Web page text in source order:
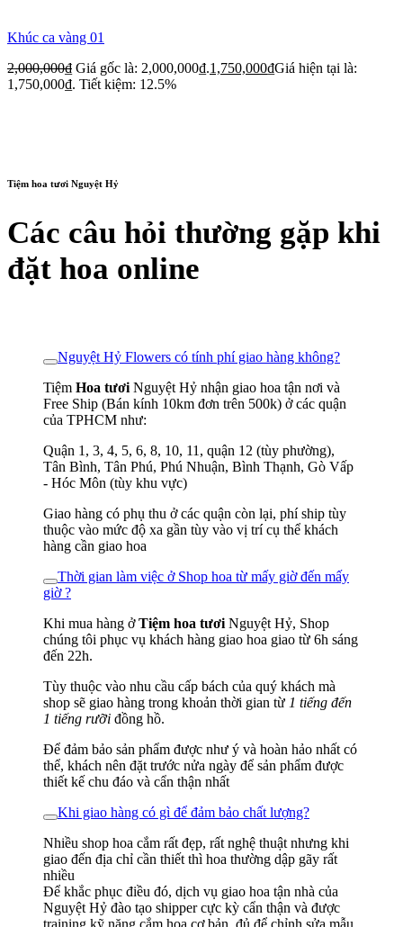
Khúc ca vàng 01
2,000,000₫ Giá gốc là: 2,000,000₫.1,750,000₫Giá hiện tại là:
1,750,000₫. Tiết kiệm: 12.5%
Tiệm hoa tươi Nguyệt Hỷ
Các câu hỏi thường gặp khi
đặt hoa online
Nguyệt Hỷ Flowers có tính phí giao hàng không?
Tiệm Hoa tươi Nguyệt Hỷ nhận giao hoa tận nơi và
Free Ship (Bán kính 10km đơn trên 500k) ở các quận
của TPHCM như:
Quận 1, 3, 4, 5, 6, 8, 10, 11, quận 12 (tùy phường),
Tân Bình, Tân Phú, Phú Nhuận, Bình Thạnh, Gò Vấp
- Hóc Môn (tùy khu vực)
Giao hàng có phụ thu ở các quận còn lại, phí ship tùy
thuộc vào mức độ xa gần tùy vào vị trí cụ thể khách
hàng cần giao hoa
Thời gian làm việc ở Shop hoa từ mấy giờ đến mấy
giờ ?
Khi mua hàng ởTiệm hoa tươi Nguyệt Hỷ, Shop
chúng tôi phục vụ khách hàng giao hoa giao từ 6h sáng
đến 22h.
Tùy thuộc vào nhu cầu cấp bách của quý khách mà
shop sẽ giao hàng trong khoản thời gian từ 1 tiếng đến
1 tiếng rưỡi đồng hồ.
Để đảm bảo sản phẩm được như ý và hoàn hảo nhất có
thể, khách nên đặt trước nửa ngày để sản phẩm được
thiết kế chu đáo và cẩn thận nhất
Khi giao hàng có gì để đảm bảo chất lượng?
Nhiều shop hoa cắm rất đẹp, rất nghệ thuật nhưng khi
giao đến địa chỉ cần thiết thì hoa thường dập gãy rất
nhiều
Để khắc phục điều đó, dịch vụ giao hoa tận nhà của
Nguyệt Hỷ đào tạo shipper cực kỳ cẩn thận và được
training kỹ năng cắm hoa cơ bản, đủ để chỉnh sửa mẫu